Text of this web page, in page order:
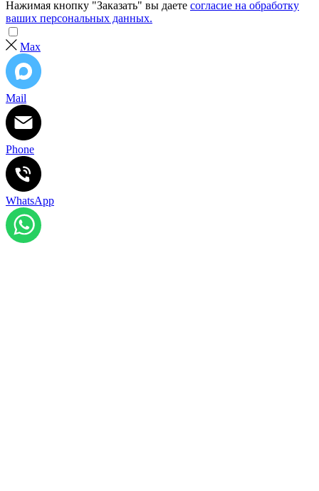
Нажимая кнопку "Заказать" вы даете согласие на обработку
ваших персональных данных.
Max
Mail
Phone
WhatsApp